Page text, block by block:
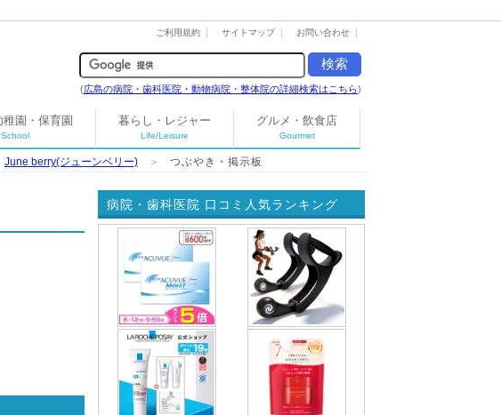
(広島の病院・歯科医院・動物病院・整体院の詳細検索はこちら)
ご利用規約 サイトマップ お問い合わせ
園・保育園
School
暮らし・レジャー
Life/Leisure
グルメ・飲食店
Gourmet
June berry(ジューンベリー) ＞ つぶやき・掲示板
病院・歯科医院 口コミ人気ランキング